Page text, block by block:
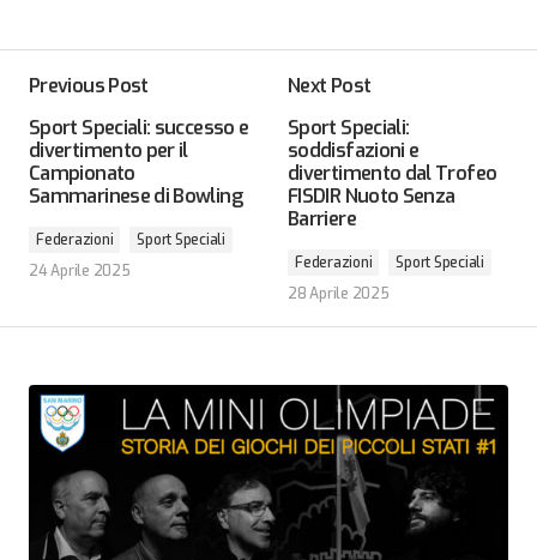
Previous Post
Sport Speciali: successo e
divertimento per il
Campionato
Sammarinese di Bowling
Federazioni
Sport Speciali
24 Aprile 2025
Next Post
Sport Speciali:
soddisfazioni e
divertimento dal Trofeo
FISDIR Nuoto Senza
Barriere
Federazioni
Sport Speciali
28 Aprile 2025